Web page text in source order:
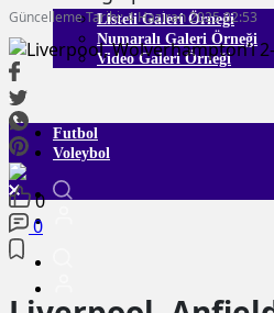
Listeli Galeri Örneği
Numaralı Galeri Örneği
Video Galeri Örneği
Futbol
Voleybol
Güncelleme Tarihi: 4 Haziran 2025 02:53
0
0